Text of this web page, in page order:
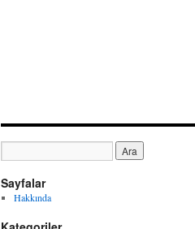
Sayfalar
Hakkında